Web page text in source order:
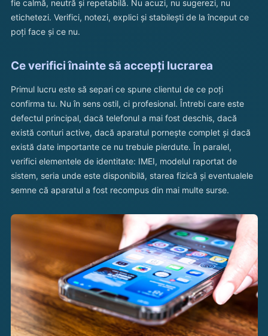
fie calmă, neutră și repetabilă. Nu acuzi, nu sugerezi, nu
etichetezi. Verifici, notezi, explici și stabilești de la început ce
poți face și ce nu.
Ce verifici înainte să accepți lucrarea
Primul lucru este să separi ce spune clientul de ce poți
confirma tu. Nu în sens ostil, ci profesional. Întrebi care este
defectul principal, dacă telefonul a mai fost deschis, dacă
există conturi active, dacă aparatul pornește complet și dacă
există date importante ce nu trebuie pierdute. În paralel,
verifici elementele de identitate: IMEI, modelul raportat de
sistem, seria unde este disponibilă, starea fizică și eventualele
semne că aparatul a fost recompus din mai multe surse.